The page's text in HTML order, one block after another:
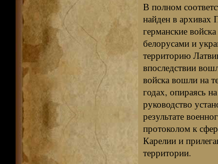
В полном
найден в
германские
белорусами и
территорию
впоследствии
войска вошли на
годах, опираясь
руководство
результате
протоколом к
Карелии и
территории.